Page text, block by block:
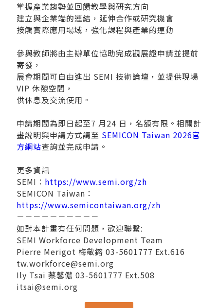
掌握產業趨勢並回饋教學與研究方向
建立與企業端的連結，延伸合作或研究機會
接觸實際應用場域，強化課程與產業的連動
參與教師將由主辦單位協助完成觀展證申請並提前
寄發，
展會期間可自由進出 SEMI 技術論壇，並提供現場
VIP 休憩空間，
供休息及交流使用。
申請期間為即日起至7 月24 日，名額有限。相關計
畫說明與申請方式請至 SEMICON Taiwan 2026官
方網站查詢並完成申請。
更多資訊
SEMI： https://www.semi.org/zh
SEMICON Taiwan：
https://www.semicontaiwan.org/zh
－－－－－－－－－－
如對本計畫有任何問題，歡迎聯繫:
SEMI Workforce Development Team
Pierre Merigot 梅敬鎔 03-5601777 Ext.616
tw.workforce@semi.org
Ily Tsai 蔡馨儂 03-5601777 Ext.508
itsai@semi.org